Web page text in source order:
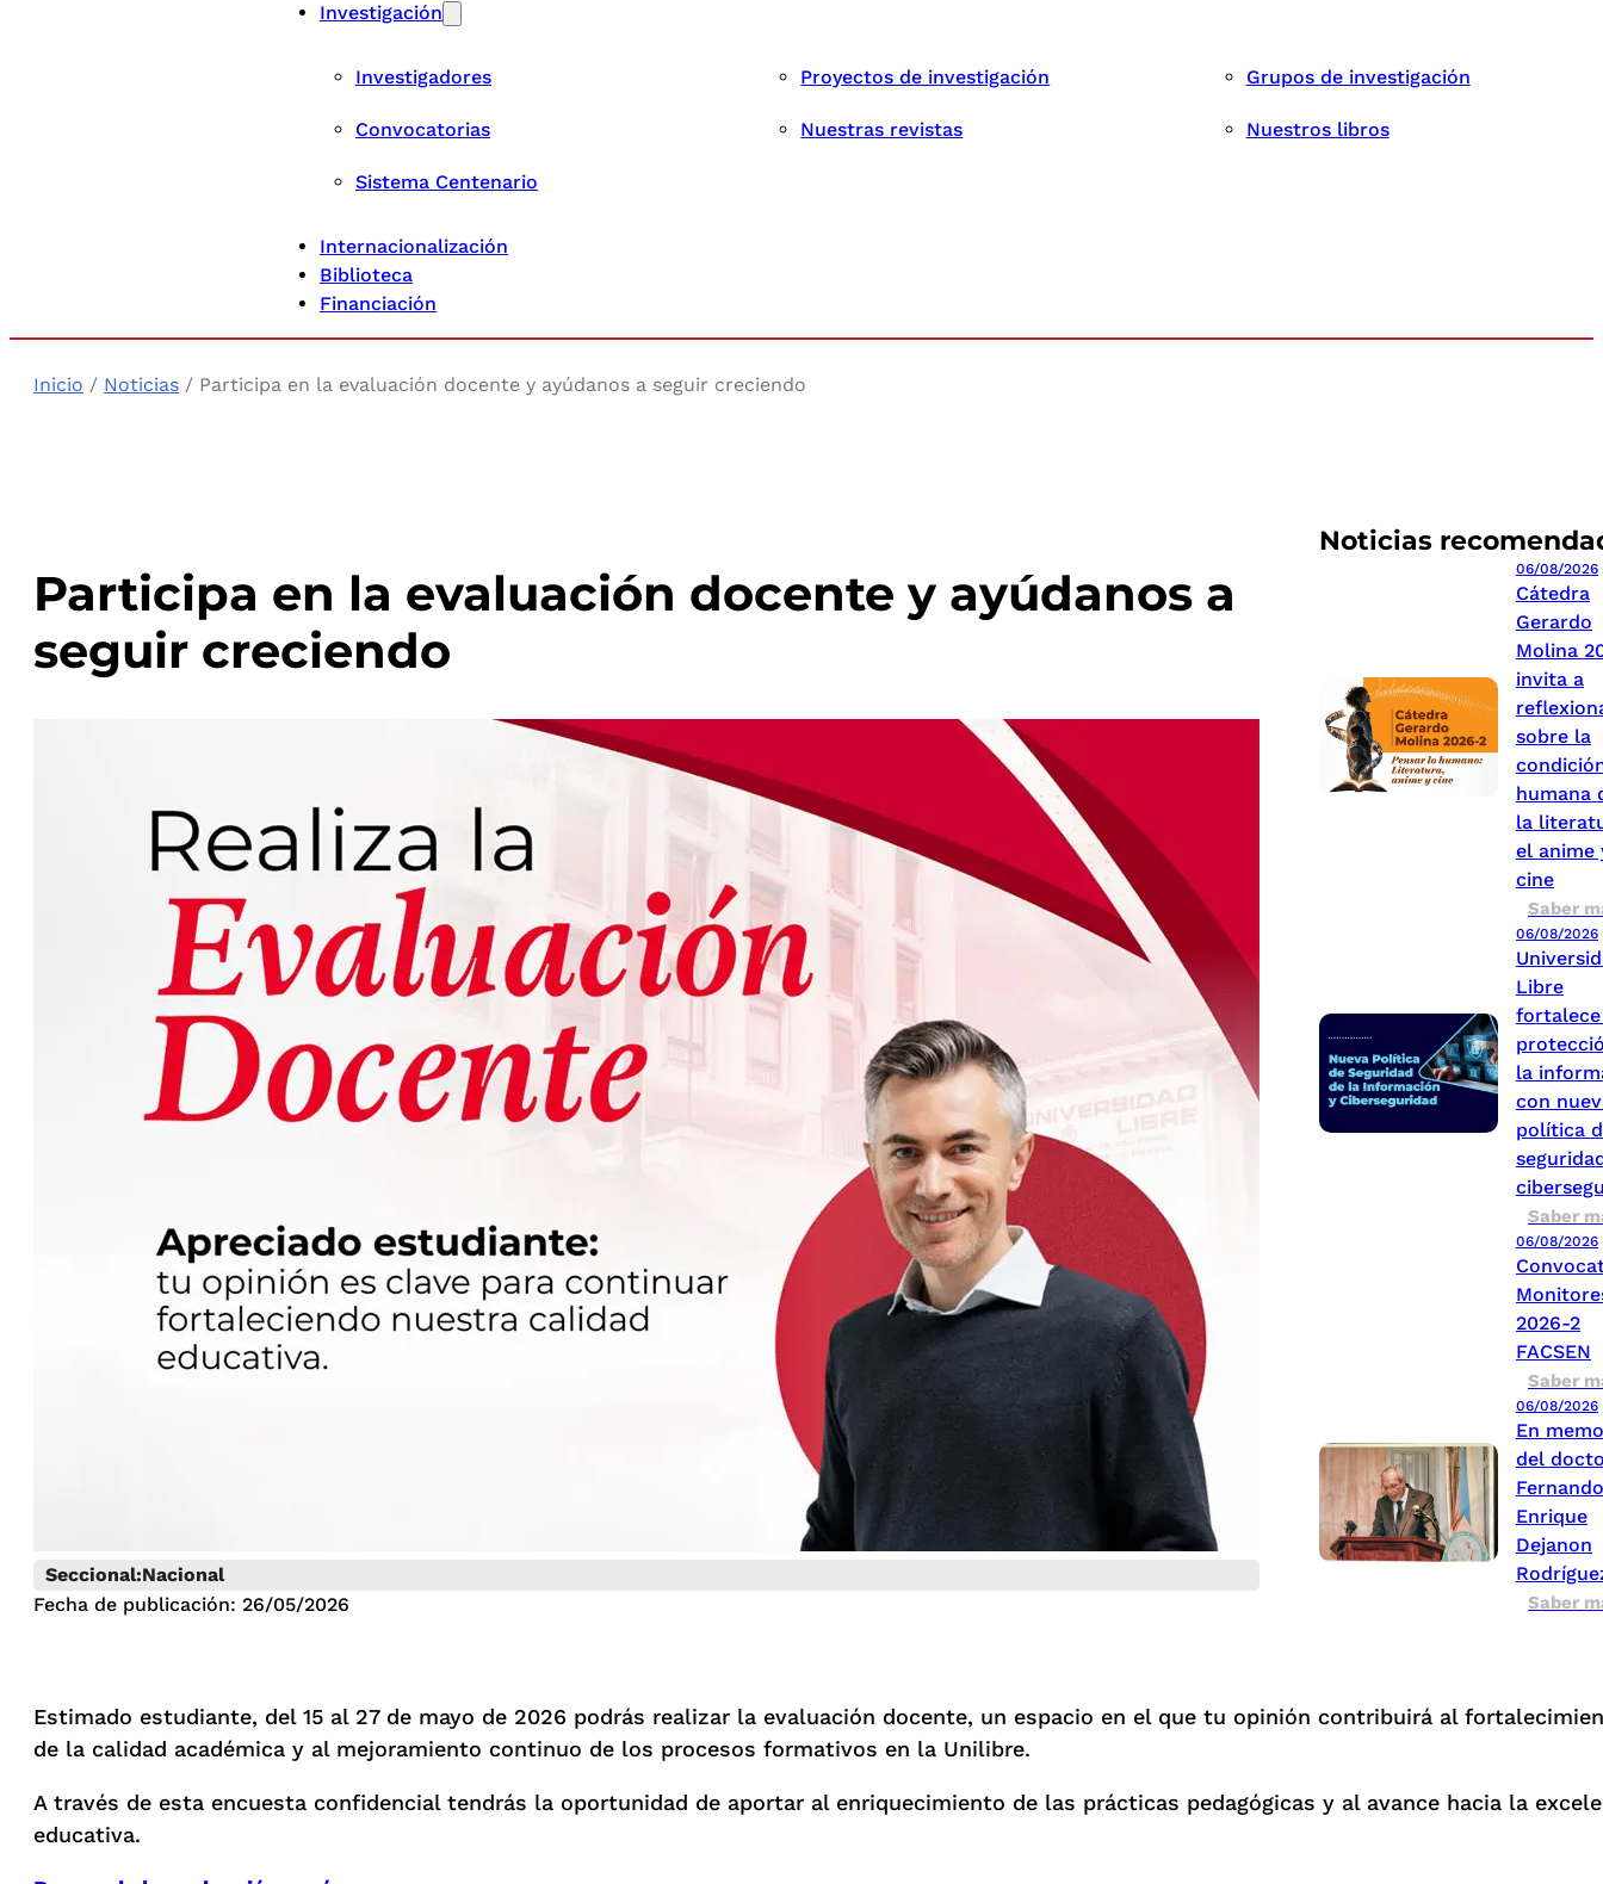
Investigación
Investigadores Proyectos de investigación Grupos de investigación
Convocatorias Nuestras revistas Nuestros libros
Sistema Centenario
Internacionalización
Biblioteca
Financiación
Inicio / Noticias / Participa en la evaluación docente y ayúdanos a seguir creciendo
Participa en la evaluación docente y ayúdanos a
seguir creciendo
Seccional:Nacional
Fecha de publicación: 26/05/2026
Noticias
06/08/2026
Cátedra
Gerardo
Molina
invita a
sobre la
humana
la
el anime
cine
Saber
06/08/2026
Libre
la
con
política
Saber
06/08/2026
2026-2
FACSEN
Saber
06/08/2026
En
del
Fernando
Enrique
Dejanon
Saber
Estimado estudiante, del 15 al 27 de mayo de 2026 podrás realizar la evaluación docente, un espacio en el que tu opinión contribuirá al
de la calidad académica y al mejoramiento continuo de los procesos formativos en la Unilibre.
A través de esta encuesta confidencial tendrás la oportunidad de aportar al enriquecimiento de las prácticas pedagógicas y al avance hacia la
educativa.